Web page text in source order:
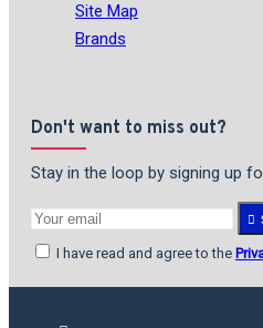
Site Map
Brands
Don't want to miss out?
Stay in the loop by signing up
I have read and agree to the